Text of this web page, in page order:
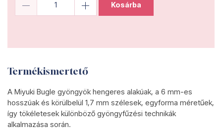
Kosárba
Termékismertető
A Miyuki Bugle gyöngyök hengeres alakúak, a 6 mm-es
hosszúak és körülbelül 1,7 mm szélesek, egyforma méretűek,
így tökéletesek különböző gyöngyfűzési technikák
alkalmazása során.